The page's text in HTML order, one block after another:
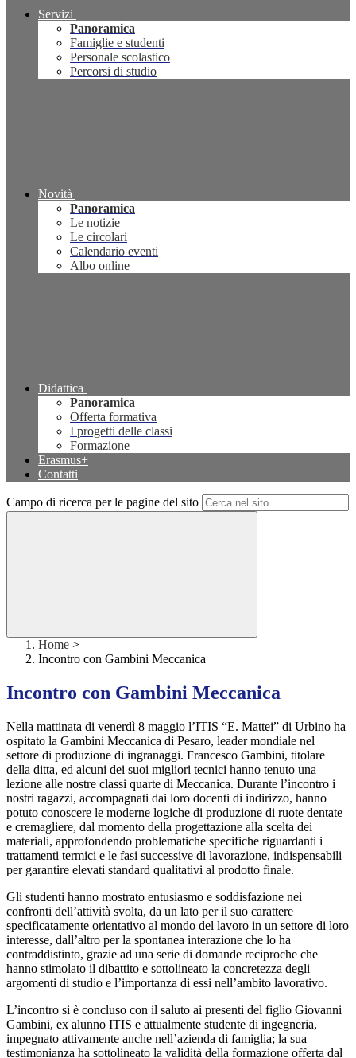
Servizi
Panoramica
Famiglie e studenti
Personale scolastico
Percorsi di studio
Novità
Panoramica
Le notizie
Le circolari
Calendario eventi
Albo online
Didattica
Panoramica
Offerta formativa
I progetti delle classi
Formazione
Erasmus+
Contatti
Campo di ricerca per le pagine del sito
Home >
Incontro con Gambini Meccanica
Incontro con Gambini Meccanica
Nella mattinata di venerdì 8 maggio l’ITIS “E. Mattei” di Urbino ha
ospitato la Gambini Meccanica di Pesaro, leader mondiale nel
settore di produzione di ingranaggi. Francesco Gambini, titolare
della ditta, ed alcuni dei suoi migliori tecnici hanno tenuto una
lezione alle nostre classi quarte di Meccanica. Durante l’incontro i
nostri ragazzi, accompagnati dai loro docenti di indirizzo, hanno
potuto conoscere le moderne logiche di produzione di ruote dentate
e cremagliere, dal momento della progettazione alla scelta dei
materiali, approfondendo problematiche specifiche riguardanti i
trattamenti termici e le fasi successive di lavorazione, indispensabili
per garantire elevati standard qualitativi al prodotto finale.
Gli studenti hanno mostrato entusiasmo e soddisfazione nei
confronti dell’attività svolta, da un lato per il suo carattere
specificatamente orientativo al mondo del lavoro in un settore di loro
interesse, dall’altro per la spontanea interazione che lo ha
contraddistinto, grazie ad una serie di domande reciproche che
hanno stimolato il dibattito e sottolineato la concretezza degli
argomenti di studio e l’importanza di essi nell’ambito lavorativo.
L’incontro si è concluso con il saluto ai presenti del figlio Giovanni
Gambini, ex alunno ITIS e attualmente studente di ingegneria,
impegnato attivamente anche nell’azienda di famiglia; la sua
testimonianza ha sottolineato la validità della formazione offerta dal